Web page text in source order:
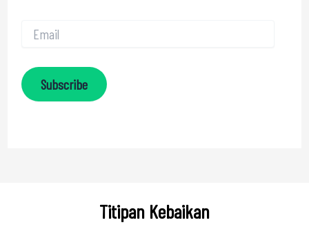
Subscribe
Titipan Kebaikan